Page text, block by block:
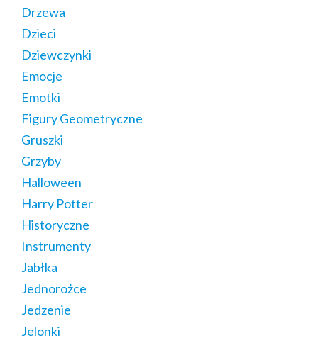
Drzewa
Dzieci
Dziewczynki
Emocje
Emotki
Figury Geometryczne
Gruszki
Grzyby
Halloween
Harry Potter
Historyczne
Instrumenty
Jabłka
Jednorożce
Jedzenie
Jelonki